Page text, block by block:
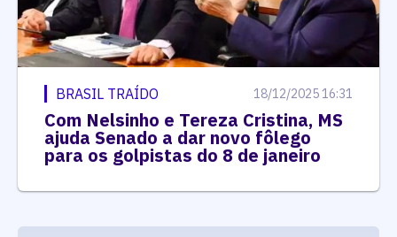
BRASIL TRAÍDO 18/12/2025 16:31
Com Nelsinho e Tereza Cristina, MS
ajuda Senado a dar novo fôlego
para os golpistas do 8 de janeiro